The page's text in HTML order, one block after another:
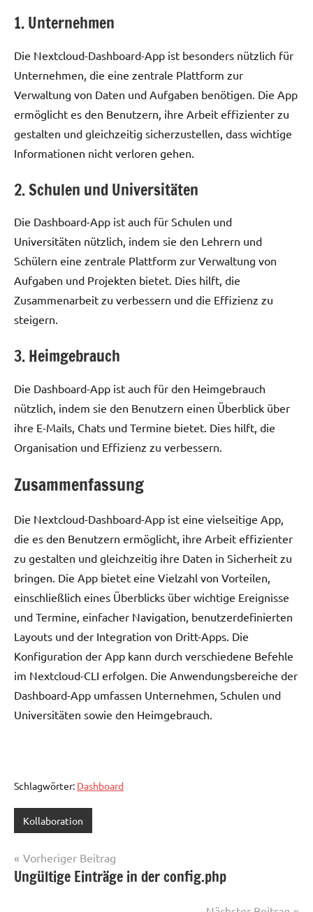
1. Unternehmen
Die Nextcloud-Dashboard-App ist besonders nützlich für
Unternehmen, die eine zentrale Plattform zur
Verwaltung von Daten und Aufgaben benötigen. Die App
ermöglicht es den Benutzern, ihre Arbeit effizienter zu
gestalten und gleichzeitig sicherzustellen, dass wichtige
Informationen nicht verloren gehen.
2. Schulen und Universitäten
Die Dashboard-App ist auch für Schulen und
Universitäten nützlich, indem sie den Lehrern und
Schülern eine zentrale Plattform zur Verwaltung von
Aufgaben und Projekten bietet. Dies hilft, die
Zusammenarbeit zu verbessern und die Effizienz zu
steigern.
3. Heimgebrauch
Die Dashboard-App ist auch für den Heimgebrauch
nützlich, indem sie den Benutzern einen Überblick über
ihre E-Mails, Chats und Termine bietet. Dies hilft, die
Organisation und Effizienz zu verbessern.
Zusammenfassung
Die Nextcloud-Dashboard-App ist eine vielseitige App,
die es den Benutzern ermöglicht, ihre Arbeit effizienter
zu gestalten und gleichzeitig ihre Daten in Sicherheit zu
bringen. Die App bietet eine Vielzahl von Vorteilen,
einschließlich eines Überblicks über wichtige Ereignisse
und Termine, einfacher Navigation, benutzerdefinierten
Layouts und der Integration von Dritt-Apps. Die
Konfiguration der App kann durch verschiedene Befehle
im Nextcloud-CLI erfolgen. Die Anwendungsbereiche der
Dashboard-App umfassen Unternehmen, Schulen und
Universitäten sowie den Heimgebrauch.
Schlagwörter: Dashboard
Kollaboration
Beitragsnavigation
Vorheriger Beitrag
Ungültige Einträge in der config.php